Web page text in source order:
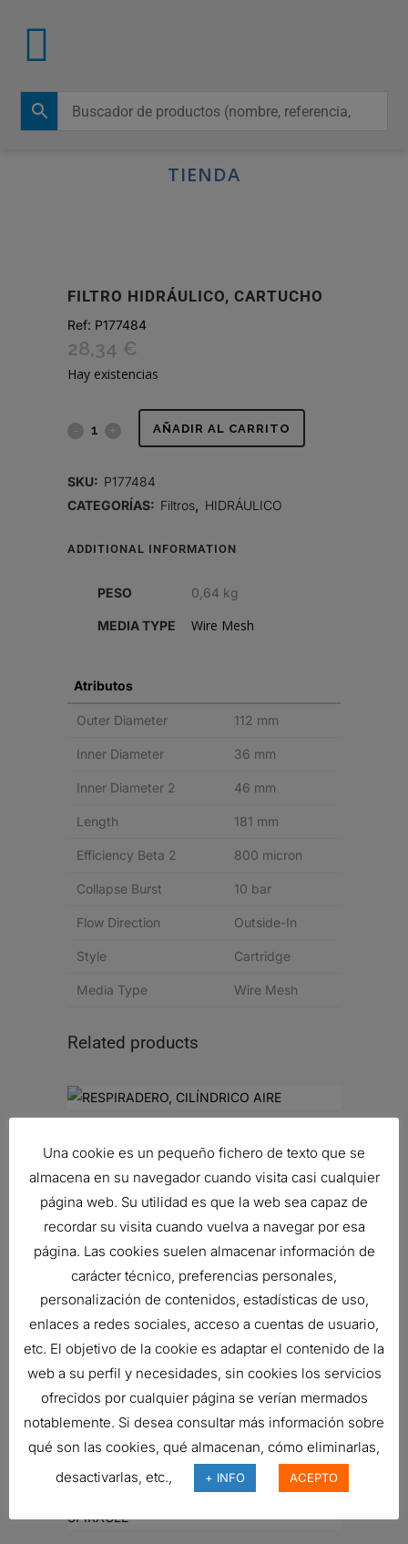
TIENDA
FILTRO HIDRÁULICO, CARTUCHO
Ref: P177484
28,34 €
Hay existencias
FILTRO
CARTUCHO
AÑADIR AL CARRITO
SKU: P177484
CATEGORÍAS: Filtros HIDRÁULICO
ADDITIONAL INFORMATION
PESO 0,64 kg
MEDIA TYPE Wire Mesh
Atributos
Outer Diameter 112 mm
Inner Diameter 36 mm
Inner Diameter 2 46 mm
Length 181 mm
Efficiency Beta 2 800 micron
Collapse Burst 10 bar
Flow Direction Outside-In
Style Cartridge
Media Type Wire Mesh
Related products
10,13 €
Ref: P526413
MANÓMETRO
15,56€
Ref:P171916
BOTELLAS PARA MUESTRAS DE
PRUEBA
2,89€
Ref:P567861
Una cookie es un pequeño fichero de texto que se
almacena en su navegador cuando visita casi cualquier
página web. Su utilidad es que la web sea capaz de
recordar su visita cuando vuelva a navegar por esa
página. Las cookies suelen almacenar información de
carácter técnico, preferencias personales,
personalización de contenidos, estadísticas de uso,
enlaces a redes sociales, acceso a cuentas de usuario,
etc. El objetivo de la cookie es adaptar el contenido de la
web a su perfil y necesidades, sin cookies los servicios
ofrecidos por cualquier página se verían mermados
notablemente. Si desea consultar más información sobre
qué son las cookies, qué almacenan, cómo eliminarlas,
desactivarlas, etc.,
+ INFO ACEPTO